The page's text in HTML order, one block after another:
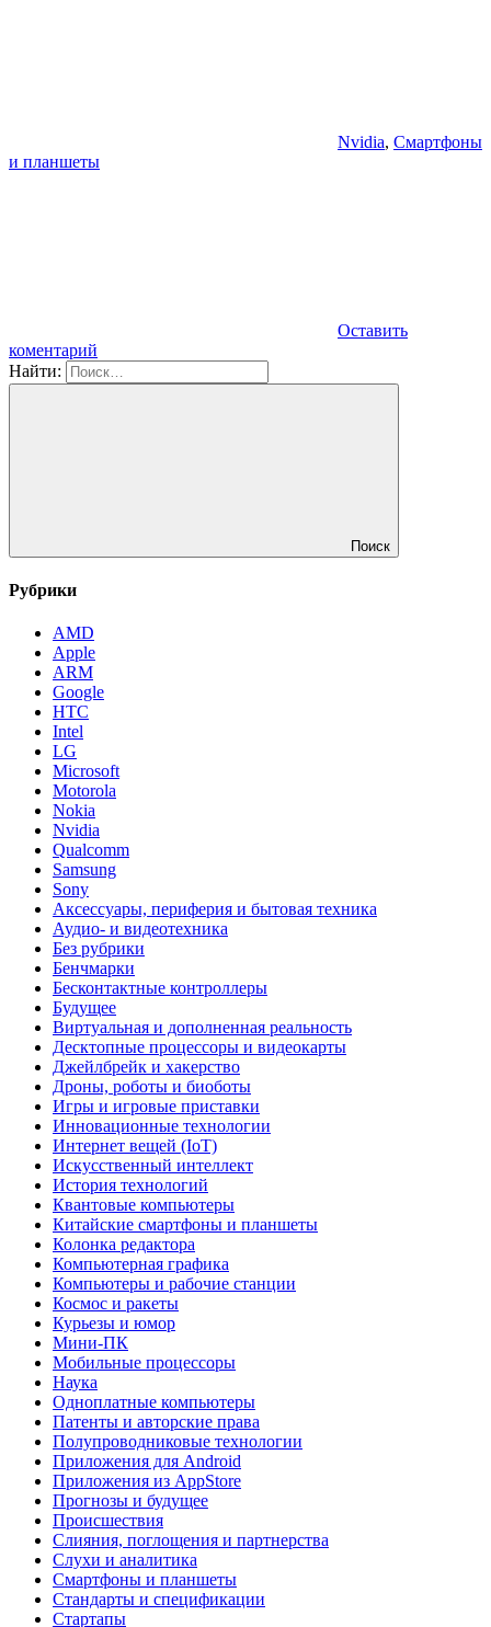
Nvidia, Смартфоны
и планшеты
Оставить
коментарий
Найти:
Поиск
Рубрики
AMD
Apple
ARM
Google
HTC
Intel
LG
Microsoft
Motorola
Nokia
Nvidia
Qualcomm
Samsung
Sony
Аксессуары, периферия и бытовая техника
Аудио- и видеотехника
Без рубрики
Бенчмарки
Бесконтактные контроллеры
Будущее
Виртуальная и дополненная реальность
Десктопные процессоры и видеокарты
Джейлбрейк и хакерство
Дроны, роботы и биоботы
Игры и игровые приставки
Инновационные технологии
Интернет вещей (IoT)
Искусственный интеллект
История технологий
Квантовые компьютеры
Китайские смартфоны и планшеты
Колонка редактора
Компьютерная графика
Компьютеры и рабочие станции
Космос и ракеты
Курьезы и юмор
Мини-ПК
Мобильные процессоры
Наука
Одноплатные компьютеры
Патенты и авторские права
Полупроводниковые технологии
Приложения для Android
Приложения из AppStore
Прогнозы и будущее
Происшествия
Слияния, поглощения и партнерства
Слухи и аналитика
Смартфоны и планшеты
Стандарты и спецификации
Стартапы